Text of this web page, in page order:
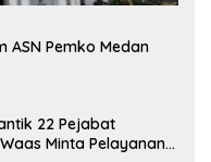
ASN Pemko Medan
22 Pejabat
Minta Pelayanan